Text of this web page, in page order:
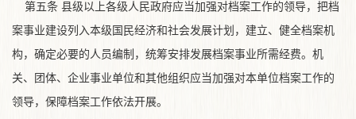
第五条 县级以上各级人民政府应当加强对档案工作的领导，把档
案事业建设列入本级国民经济和社会发展计划，建立、健全档案机
构，确定必要的人员编制，统筹安排发展档案事业所需经费。机
关、团体、企业事业单位和其他组织应当加强对本单位档案工作的
领导，保障档案工作依法开展。